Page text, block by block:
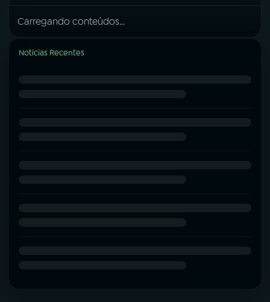
Carregando conteúdos...
Notícias Recentes